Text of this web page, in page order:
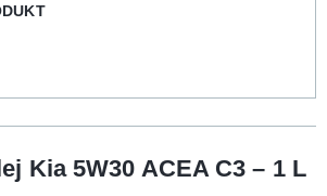
Kia 5W30 ACEA C3 – 1 L